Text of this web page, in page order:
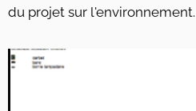
du projet sur l'environnement.